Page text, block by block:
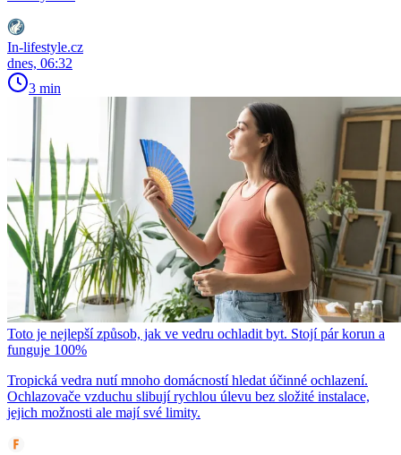
In-lifestyle.cz
dnes, 06:32
3 min
Toto je nejlepší způsob, jak ve vedru ochladit byt. Stojí pár korun a
funguje 100%
Tropická vedra nutí mnoho domácností hledat účinné ochlazení.
Ochlazovače vzduchu slibují rychlou úlevu bez složité instalace,
jejich možnosti ale mají své limity.